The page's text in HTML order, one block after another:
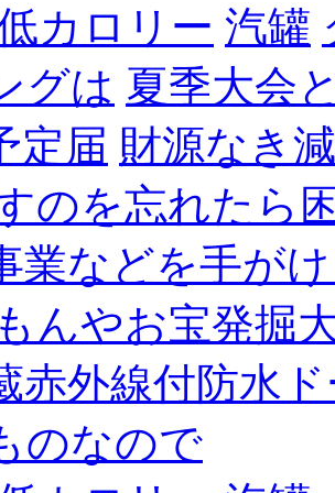
カロリー 汽罐
グは 夏季大会
定届 財源なき
のを忘れたら
業などを手が
んやお宝発掘
赤外線付防水
のなので